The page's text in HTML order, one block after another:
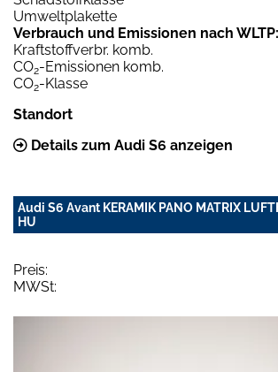
Umweltplakette
Verbrauch und Emissionen nach WLTP:
Kraftstoffverbr. komb.
CO2-Emissionen komb.
CO2-Klasse
Standort
Details zum Audi S6 anzeigen
Audi S6 Avant KERAMIK PANO MATRIX
HU
Preis:
MWSt: